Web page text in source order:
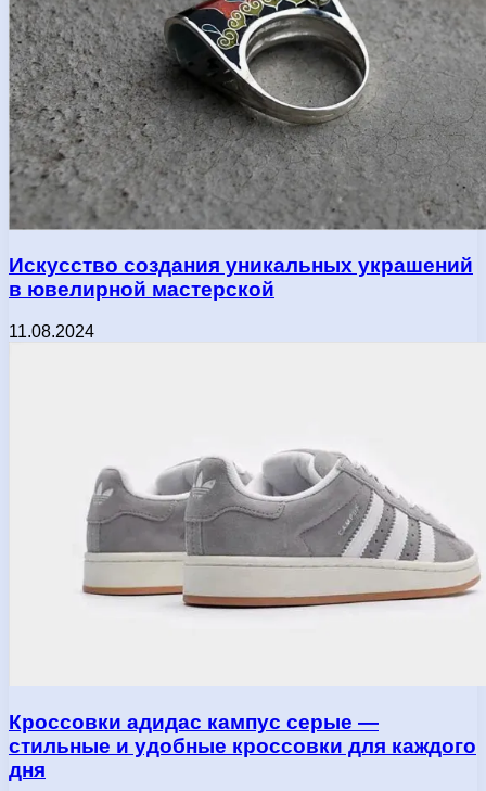
Искусство создания уникальных украшений
в ювелирной мастерской
11.08.2024
Кроссовки адидас кампус серые —
стильные и удобные кроссовки для каждого
дня